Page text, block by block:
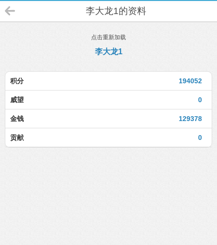
李大龙1的资料
点击重新加载
李大龙1
194052
积分
0
威望
129378
金钱
0
贡献